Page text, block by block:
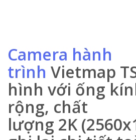
Camera hành
trình Vietmap
hình với ống
rộng, chất
lượng 2K